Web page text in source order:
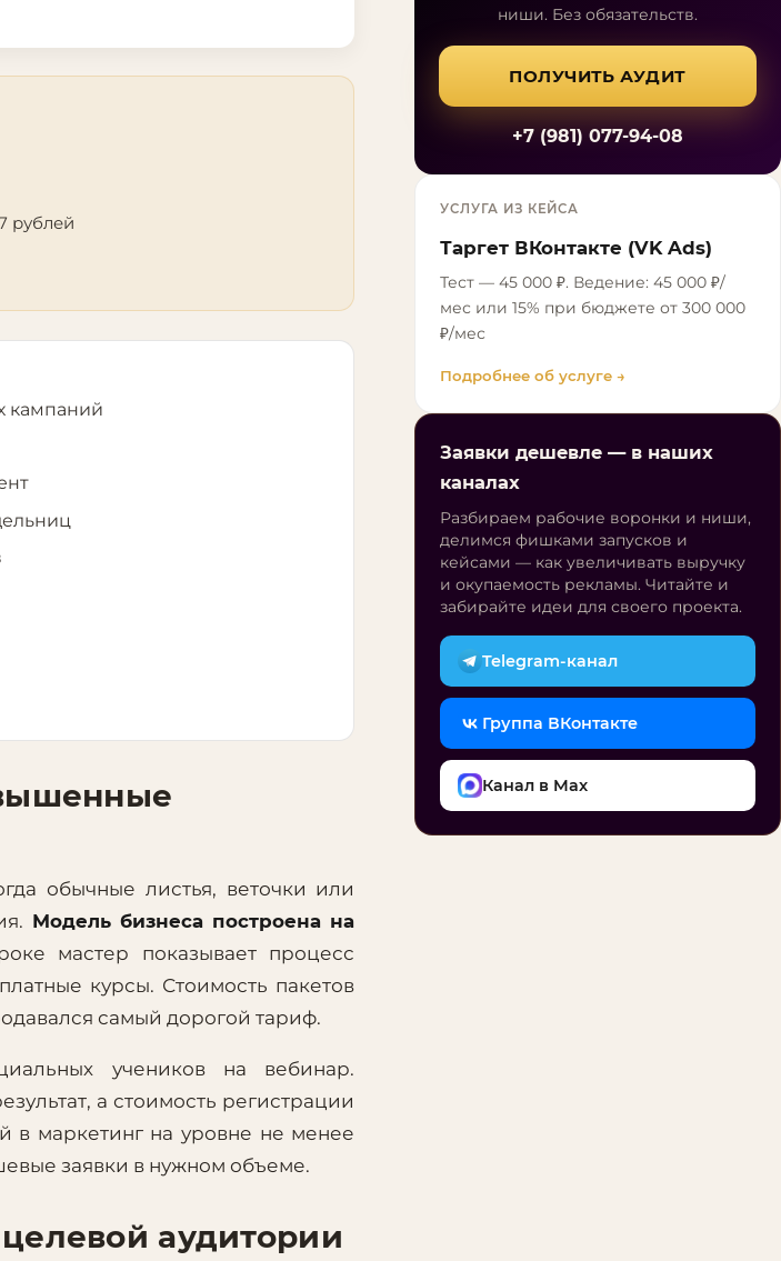
рублей
кампаний
обычные листья, веточки или
Модель бизнеса построена на
мастер показывает процесс
курсы. Стоимость пакетов
самый дорогой тариф.
учеников на вебинар.
а стоимость регистрации
в маркетинг на уровне не менее
заявки в нужном объеме.
аудитории
ниши. Без обязательств.
ПОЛУЧИТЬ АУДИТ
+7 (981) 077-94-08
УСЛУГА ИЗ КЕЙСА
Таргет ВКонтакте (VK Ads)
Тест — 45 000 ₽. Ведение: 45 000 ₽/
мес или 15% при бюджете от 300 000
₽/мес
Подробнее об услуге →
Заявки дешевле — в наших
каналах
Разбираем рабочие воронки и ниши,
делимся фишками запусков и
кейсами — как увеличивать выручку
и окупаемость рекламы. Читайте и
забирайте идеи для своего проекта.
Telegram-канал
Группа ВКонтакте
Канал в Max